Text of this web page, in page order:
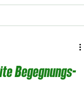
Begegnungs-